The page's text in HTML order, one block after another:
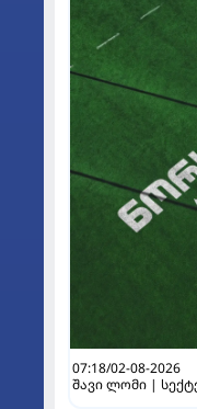
07:18/02-08-2026
შავი ლომი |